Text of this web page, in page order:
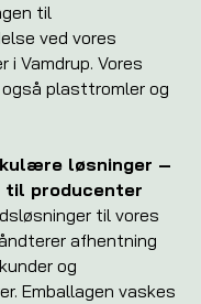
til
ved vores
i Vamdrup. Vores
plasttromler og
løsninger –
producenter
til vores
afhentning
og
Emballagen vaskes